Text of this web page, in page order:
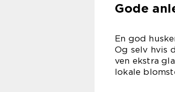
Gode
En god
Og selv hvis
ven ekstra